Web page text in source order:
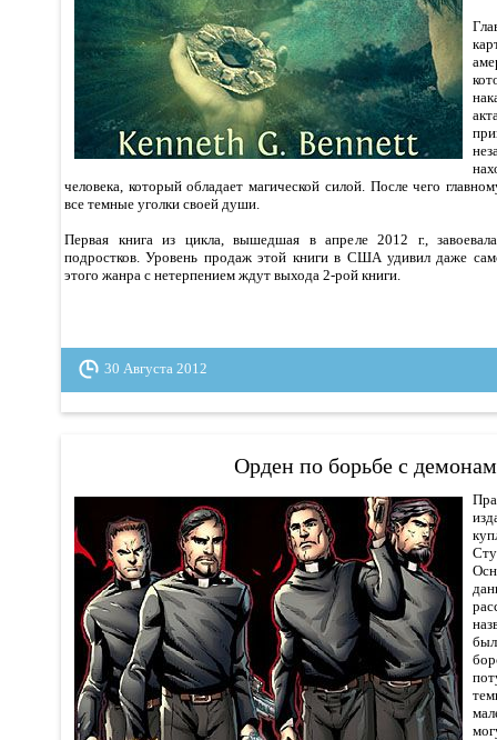
человека, который обладает магической силой. После чего
все темные уголки своей души.
Первая книга из цикла, вышедшая в апреле 2012 г.,
подростков. Уровень продаж этой книги в США удивил даже
этого жанра с нетерпением ждут выхода 2-рой книги.
30 Августа 2012
Орден по борьбе с